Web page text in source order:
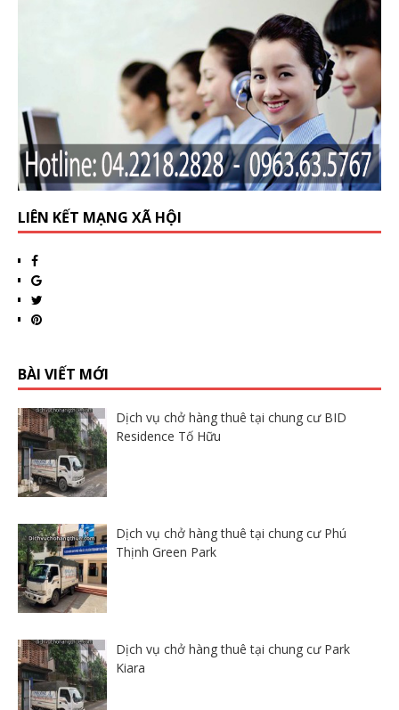
LIÊN KẾT MẠNG XÃ HỘI
BÀI VIẾT MỚI
Dịch vụ chở hàng thuê tại chung cư BID
Residence Tố Hữu
Dịch vụ chở hàng thuê tại chung cư Phú
Thịnh Green Park
Dịch vụ chở hàng thuê tại chung cư Park
Kiara